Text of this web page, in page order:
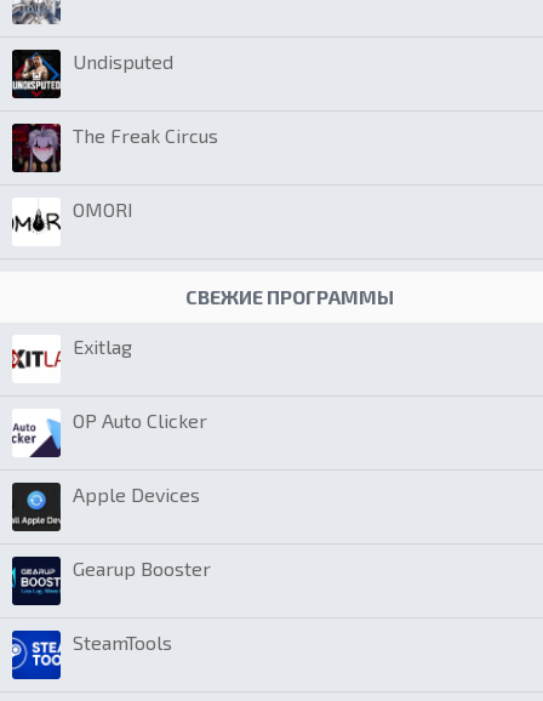
Undisputed
The Freak Circus
OMORI
СВЕЖИЕ ПРОГРАММЫ
Exitlag
OP Auto Clicker
Apple Devices
Gearup Booster
SteamTools